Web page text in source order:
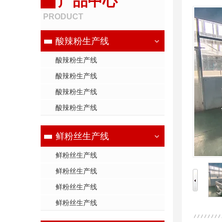
PRODUCT
酸辣粉生产线
酸辣粉生产线
酸辣粉生产线
酸辣粉生产线
酸辣粉生产线
鲜粉丝生产线
鲜粉丝生产线
鲜粉丝生产线
鲜粉丝生产线
鲜粉丝生产线